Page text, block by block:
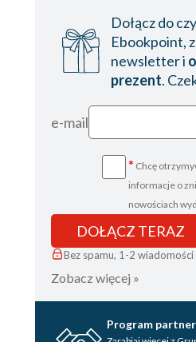
Dołącz do
Ebookpoint,
newsletter i
prezent.
e-mail
* Chcę
informacje o
nowościach
DOŁĄCZ TERAZ
Bez spamu, 1-2
Zobacz więcej »
Program